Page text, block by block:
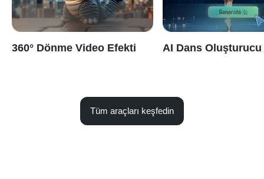
360° Dönme Video Efekti AI Dans Oluşturucu
Tüm araçları keşfedin